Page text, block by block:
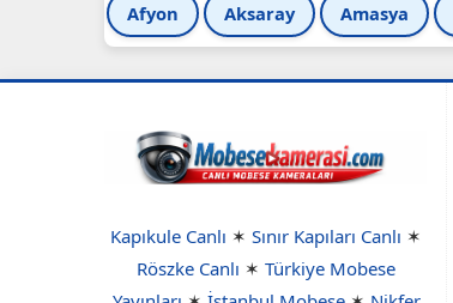
Afyon Aksaray Amasya
Kapıkule Canlı ✶ Sınır Kapıları Canlı ✶
Röszke Canlı ✶ Türkiye Mobese